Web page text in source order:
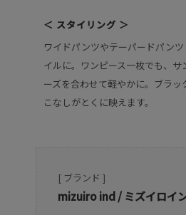
＜ スタイリング ＞
ワイドパンツやテーパードパン
イルに。ワンピース一枚でも、サ
ーズを合わせて軽やかに。ブラ
こなしがとくに映えます。
[ ブランド ]
mizuiro ind / ミズイロイ